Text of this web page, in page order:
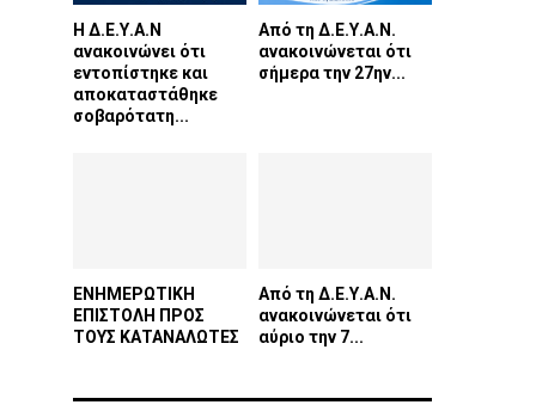
Η Δ.Ε.Υ.Α.Ν
ανακοινώνει ότι
εντοπίστηκε και
αποκαταστάθηκε
σοβαρότατη...
Από τη Δ.Ε.Υ.Α.Ν.
ανακοινώνεται ότι
σήμερα την 27ην...
ΕΝΗΜΕΡΩΤΙΚΗ
ΕΠΙΣΤΟΛΗ ΠΡΟΣ
ΤΟΥΣ ΚΑΤΑΝΑΛΩΤΕΣ
Από τη Δ.Ε.Υ.Α.Ν.
ανακοινώνεται ότι
αύριο την 7...